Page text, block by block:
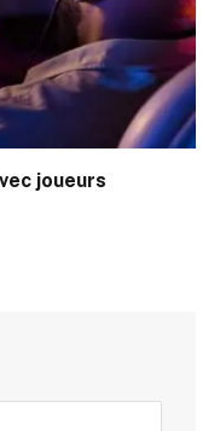
joueurs